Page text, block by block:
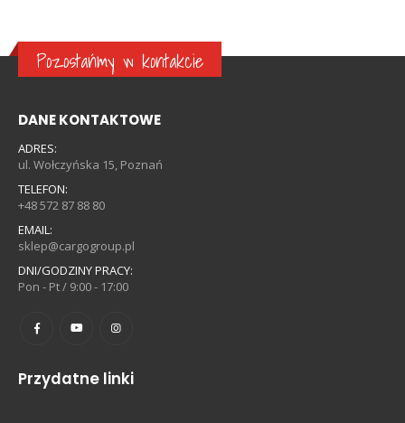
Pozostańmy w kontakcie
DANE KONTAKTOWE
ADRES:
ul. Wołczyńska 15, Poznań
TELEFON:
+48 572 87 88 80
EMAIL:
sklep@cargogroup.pl
DNI/GODZINY PRACY:
Pon - Pt / 9:00 - 17:00
Przydatne linki